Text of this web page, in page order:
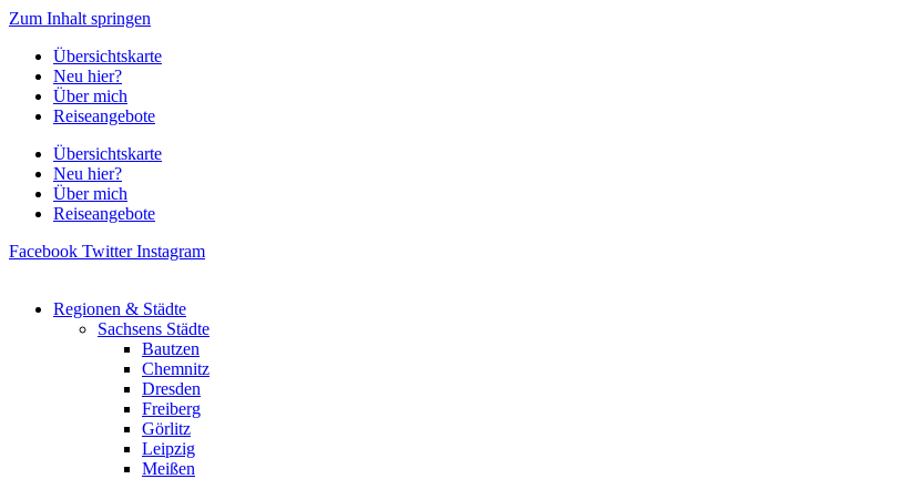
Zum Inhalt springen
Übersichtskarte
Neu hier?
Über mich
Reiseangebote
Übersichtskarte
Neu hier?
Über mich
Reiseangebote
Facebook Twitter Instagram
Regionen & Städte
Sachsens Städte
Bautzen
Chemnitz
Dresden
Freiberg
Görlitz
Leipzig
Meißen